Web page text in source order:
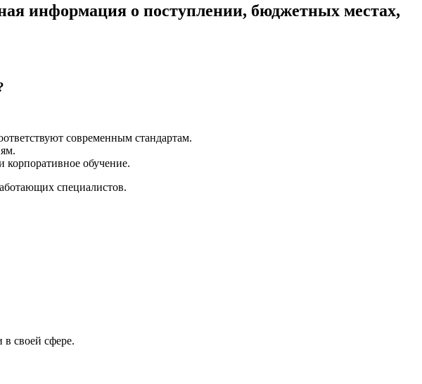
информация о поступлении, бюджетных местах,
современным стандартам.
корпоративное обучение.
специалистов.
своей сфере.